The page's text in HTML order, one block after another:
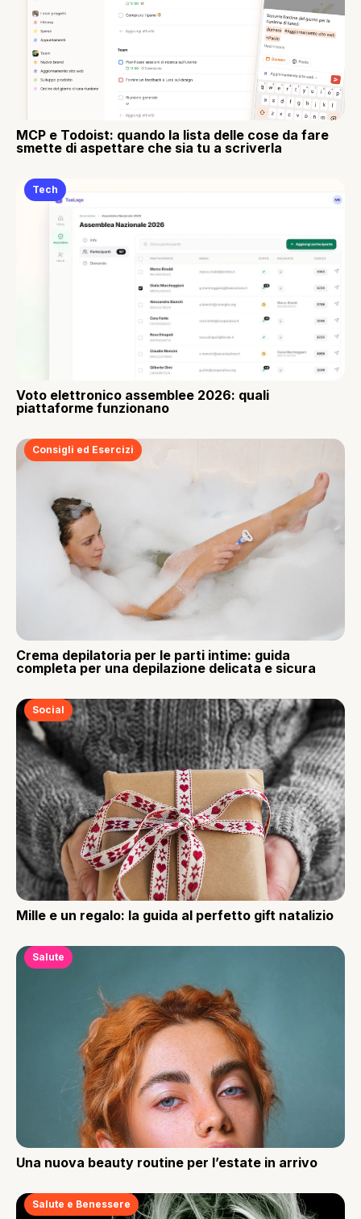
MCP e Todoist: quando la lista delle cose da fare
smette di aspettare che sia tu a scriverla
Tech
Voto elettronico assemblee 2026: quali
piattaforme funzionano
Consigli ed Esercizi
Crema depilatoria per le parti intime: guida
completa per una depilazione delicata e sicura
Social
Mille e un regalo: la guida al perfetto gift natalizio
Salute
Una nuova beauty routine per l’estate in arrivo
Salute e Benessere